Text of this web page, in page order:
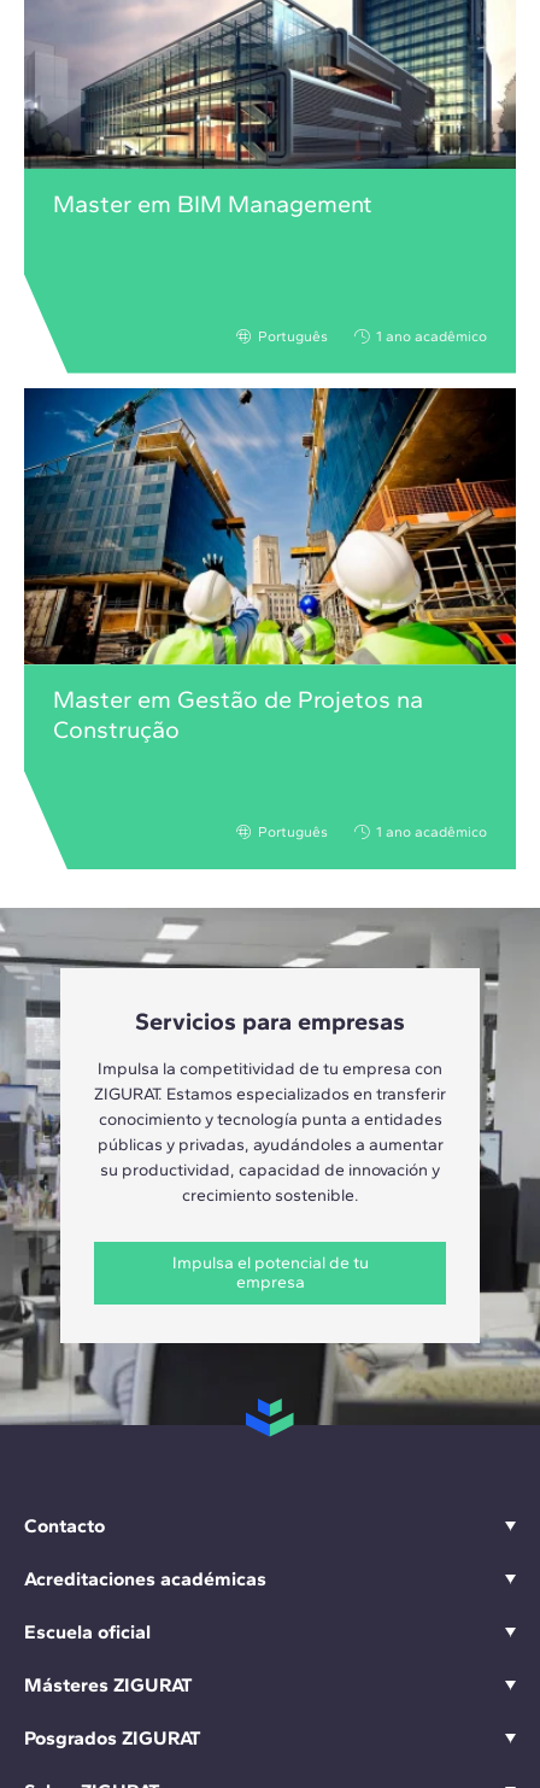
Master em BIM Management
Português 1 ano acadêmico
Master em Gestão de Projetos na
Construção
Português 1 ano acadêmico
Servicios para empresas
Impulsa la competitividad de tu empresa con
ZIGURAT. Estamos especializados en transferir
conocimiento y tecnología punta a entidades
públicas y privadas, ayudándoles a aumentar
su productividad, capacidad de innovación y
crecimiento sostenible.
Impulsa el potencial de tu
empresa
Contacto
Acreditaciones académicas
Escuela oficial
Másteres ZIGURAT
Posgrados ZIGURAT